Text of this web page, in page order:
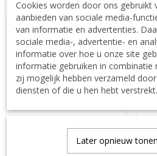
Cookies worden door ons gebruikt
aanbieden van sociale media-
van informatie en advertenties.
sociale media-, advertentie- en
informatie over hoe u onze site
informatie gebruiken in combinatie
zij mogelijk hebben verzameld
diensten of die u hen hebt verstrekt.
Later opnieuw tonen